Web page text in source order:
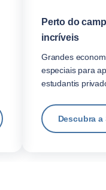
Perto do
incríveis
Grandes
especiais para
estudantis
Descubra